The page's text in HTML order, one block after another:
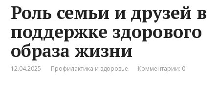
Роль семьи и друзей в
поддержке здорового
образа жизни
12.04.2025 Профилактика и здоровье Комментарии: 0